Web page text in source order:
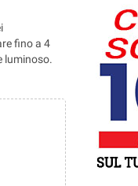
fino a 4
luminoso.